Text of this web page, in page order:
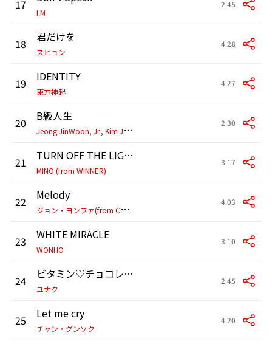
17
I.M
2:45
18 君だけを
スヒョン
4:28
19 IDENTITY
東方神起
4:27
20
B級人生
J
eong JinWoon, Jr., Kim Ji Soo & Kang So Ra
2:30
21 TURN OFF THE LIGHT
MINO (from WINNER)
3:17
22
Melody
ジ
ョン・ヨンファ(from CNBLUE)
4:03
23 WHITE MIRACLE
WONHO
3:10
24 ビタミン♡チョコレート
ユナク
2:45
25 Let me cry
チャン・グンソク
4:20